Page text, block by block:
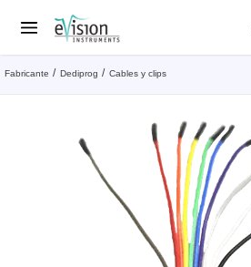
Fabricante Dediprog Cables y clips